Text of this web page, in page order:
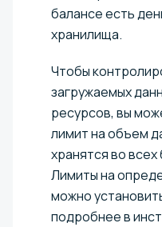
балансе есть
хранилища.
Чтобы
загружаемых
ресурсов, вы
лимит на объем
хранятся во
Лимиты на
можно
подробнее в